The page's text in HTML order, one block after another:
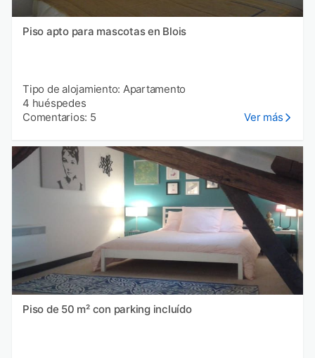
Piso apto para mascotas en Blois
Tipo de alojamiento: Apartamento
4 huéspedes
Comentarios: 5
Ver más
Piso de 50 m² con parking incluído